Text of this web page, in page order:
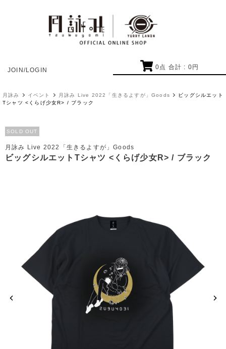
JOIN/LOGIN 0 点 合計 : 0円
月詠み イベント 月詠み Live 2022「生きるよすが」Goods
ビッグシルエット
Tシャツ <くらげ少女R> / ブラック
SOLD OUT
月詠み Live 2022「生きるよすが」Goods
ビッグシルエットTシャツ <くらげ少女R> / ブラック